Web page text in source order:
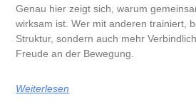
Genau hier zeigt sich, warum
wirksam ist. Wer mit anderen trainiert,
Struktur, sondern auch mehr
Freude an der Bewegung.
Weiterlesen